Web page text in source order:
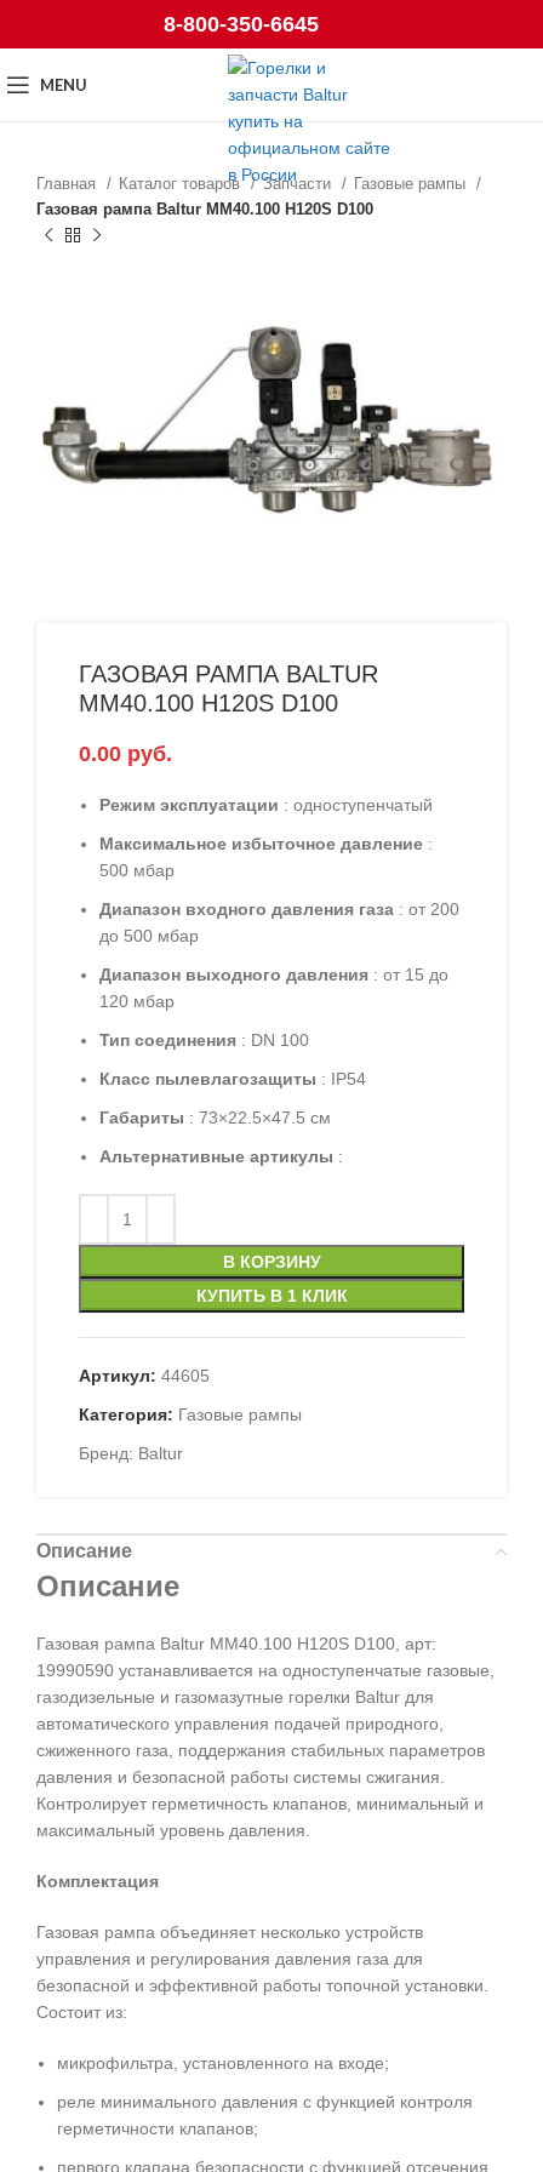
8-800-350-6645
MENU
Главная Каталог товаров Запчасти
Газовые рампы
Газовая рампа Baltur MM40.100 H120S D100
ГАЗОВАЯ РАМПА BALTUR
MM40.100 H120S D100
0.00 руб.
Режим эксплуатации : одноступенчатый
Максимальное избыточное давление :
500 мбар
Диапазон входного давления газа : от 200
до 500 мбар
Диапазон выходного давления : от 15 до
120 мбар
Тип соединения : DN 100
Класс пылевлагозащиты : IP54
Габариты : 73×22.5×47.5 см
Альтернативные артикулы :
В КОРЗИНУ
КУПИТЬ В 1 КЛИК
Артикул: 44605
Категория: Газовые рампы
Бренд: Baltur
Описание
Описание
Газовая рампа Baltur MM40.100 H120S D100, арт:
19990590 устанавливается на одноступенчатые газовые,
газодизельные и газомазутные горелки Baltur для
автоматического управления подачей природного,
сжиженного газа, поддержания стабильных параметров
давления и безопасной работы системы сжигания.
Контролирует герметичность клапанов, минимальный и
максимальный уровень давления.
Комплектация
Газовая рампа объединяет несколько устройств
управления и регулирования давления газа для
безопасной и эффективной работы топочной установки.
Состоит из:
микрофильтра, установленного на входе;
реле минимального давления с функцией контроля
герметичности клапанов;
первого клапана безопасности с функцией отсечения